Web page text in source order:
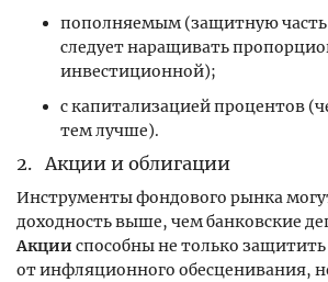
пополняемым (защитную часть
следует наращивать
инвестиционной);
с капитализацией процентов
тем лучше).
2. Акции и облигации
Инструменты фондового рынка
доходность выше, чем банковские
Акции способны не только
от инфляционного обесценивания,